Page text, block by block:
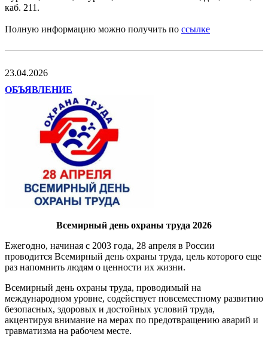
каб. 211.
Полную информацию можно получить по ссылке
23.04.2026
ОБЪЯВЛЕНИЕ
Всемирный день охраны труда 2026
Ежегодно, начиная с 2003 года, 28 апреля в России
проводится Всемирный день охраны труда, цель которого еще
раз напомнить людям о ценности их жизни.
Всемирный день охраны труда, проводимый на
международном уровне, содействует повсеместному развитию
безопасных, здоровых и достойных условий труда,
акцентируя внимание на мерах по предотвращению аварий и
травматизма на рабочем месте.